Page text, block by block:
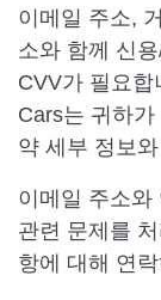
이메일 주소,
소와 함께 신
CVV가 필요
Cars는 귀하
약 세부 정보
이메일 주소와
관련 문제를
항에 대해 연